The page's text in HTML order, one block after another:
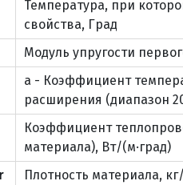
Б ПН, ПУ, ПВ, ПО
ПН, ПУ, ПВ, ПО
ПН, ПУ, ПВ, ПО
А, Б ПН, ПУ, ПВ, ПО
Температура, при
свойства, Град
Модуль упругости
a - Коэффициент
расширения (диапазон
Коэффициент
материала), Вт/(м·град)
Плотность материала,